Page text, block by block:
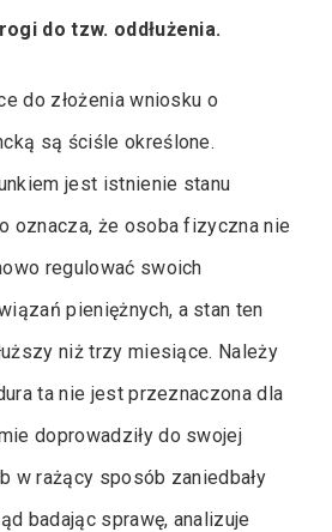
do tzw. oddłużenia.
do złożenia wniosku o
są ściśle określone.
jest istnienie stanu
oznacza, że osoba fizyczna nie
regulować swoich
pieniężnych, a stan ten
niż trzy miesiące. Należy
ta nie jest przeznaczona dla
doprowadziły do swojej
w rażący sposób zaniedbały
badając sprawę, analizuje